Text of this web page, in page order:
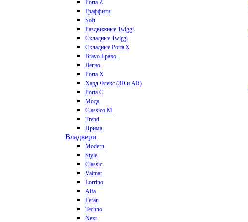
Porta Z
Граффити
Soft
Раздвижные Twiggi
Складные Twiggi
Складные Porta X
Bravo Браво
Легно
Porta X
Хард Флекс (3D и AR)
Porta C
Мода
Classico M
Trend
Прима
Владвери
Modern
Style
Classic
Vaimar
Lorrino
Alfa
Feran
Techno
Next